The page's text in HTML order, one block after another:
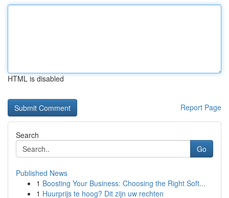
HTML is disabled
Report Page
Search
Go
Published News
1 Boosting Your Business: Choosing the Right Soft...
1 Huurprijs te hoog? Dit zijn uw rechten